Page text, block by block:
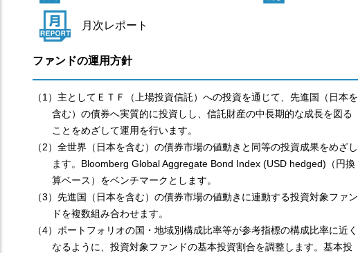
月次レポート
ファンドの運用方針
（1）主としてＥＴＦ（上場投資信託）への投資を通じて、先進国（日本を
含む）の債券へ実質的に投資しし、信託財産の中長期的な成長を図る
ことをめざして運用を行います。
（2）全世界（日本を含む）の債券市場の値動きと同等の投資成果をめざし
ます。Bloomberg Global Aggregate Bond Index (USD hedged)（円換
算ベース）をベンチマークとします。
（3）先進国（日本を含む）の債券市場の値動きに連動する投資対象ファン
ドを複数組み合わせます。
（4）ポートフォリオの国・地域別構成比率等が参考指標の構成比率に近く
なるように、投資対象ファンドの基本投資割合を調整します。基本投